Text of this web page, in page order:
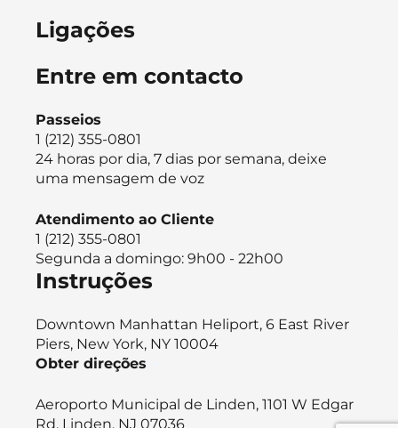
Ligações
Entre em contacto
Passeios
1 (212) 355-0801
24 horas por dia, 7 dias por semana, deixe
uma mensagem de voz
Atendimento ao Cliente
1 (212) 355-0801
Segunda a domingo: 9h00 - 22h00
Instruções
Downtown Manhattan Heliport, 6 East River
Piers, New York, NY 10004
Obter direções
Aeroporto Municipal de Linden, 1101 W Edgar
Rd, Linden, NJ 07036